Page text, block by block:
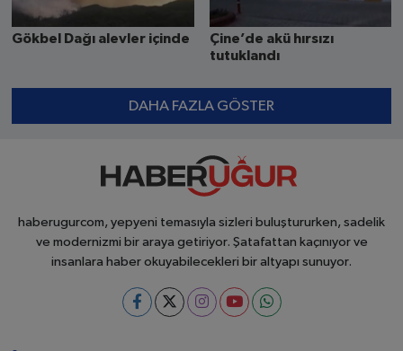
Gökbel Dağı alevler içinde
Çine’de akü hırsızı
tutuklandı
DAHA FAZLA GÖSTER
haberugurcom, yepyeni temasıyla sizleri buluştururken, sadelik
ve modernizmi bir araya getiriyor. Şatafattan kaçınıyor ve
insanlara haber okuyabilecekleri bir altyapı sunuyor.